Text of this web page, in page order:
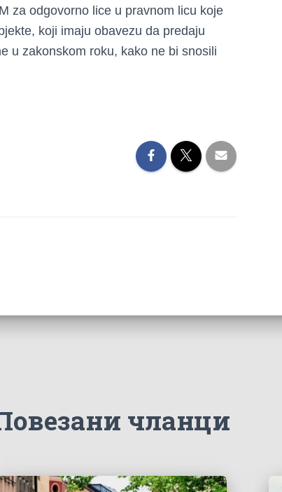
za odgovorno lice u pravnom licu koje
koji imaju obavezu da predaju
u zakonskom roku, kako ne bi snosili
чланци